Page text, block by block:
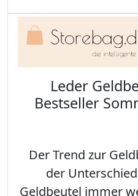
Leder
Bestseller
Der Trend zur
der
Geldbeutel immer